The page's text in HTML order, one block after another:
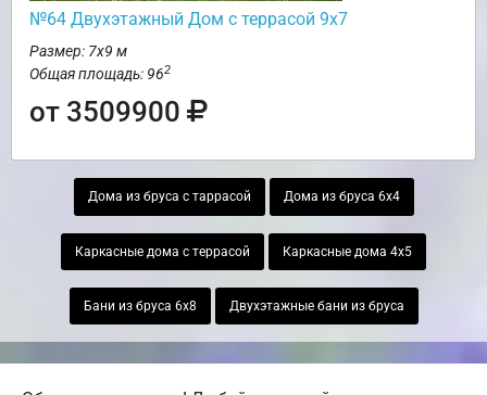
№64 Двухэтажный Дом с террасой 9х7
Размер: 7х9 м
Общая площадь: 962
от 3509900
Дома из бруса с таррасой Дома из бруса 6х4
Каркасные дома с террасой Каркасные дома 4х5
Бани из бруса 6х8 Двухэтажные бани из бруса